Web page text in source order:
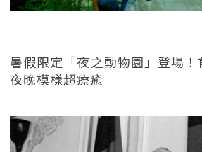
暑假限定「夜之動物園」登場！
夜晚模樣超療癒